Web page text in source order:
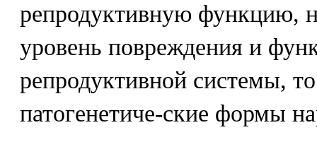
репродуктивную функцию,
уровень повреждения и
репродуктивной системы,
патогенетиче-ские формы